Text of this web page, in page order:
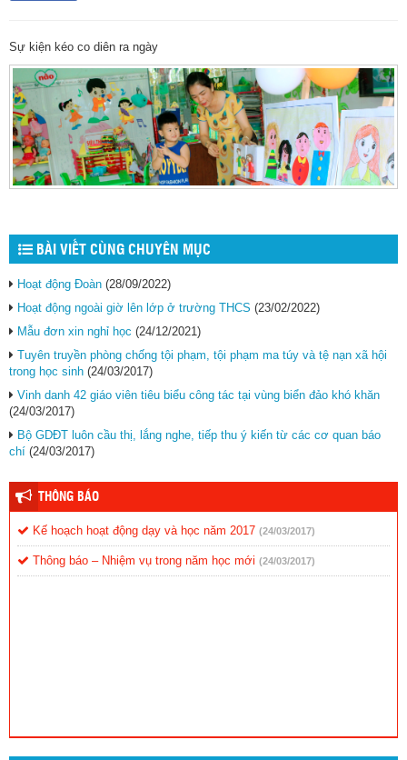
Sự kiện kéo co diên ra ngày
BÀI VIẾT CÙNG CHUYÊN MỤC
Hoạt động Đoàn (28/09/2022)
Hoạt động ngoài giờ lên lớp ở trường THCS (23/02/2022)
Mẫu đơn xin nghỉ học (24/12/2021)
Tuyên truyền phòng chống tội phạm, tội phạm ma túy và tệ nạn xã hội
trong học sinh (24/03/2017)
Vinh danh 42 giáo viên tiêu biểu công tác tại vùng biển đảo khó khăn
(24/03/2017)
Bộ GDĐT luôn cầu thị, lắng nghe, tiếp thu ý kiến từ các cơ quan báo
chí (24/03/2017)
THÔNG BÁO
Kế hoạch hoạt động dạy và học năm 2017 (24/03/2017)
Thông báo – Nhiệm vụ trong năm học mới (24/03/2017)